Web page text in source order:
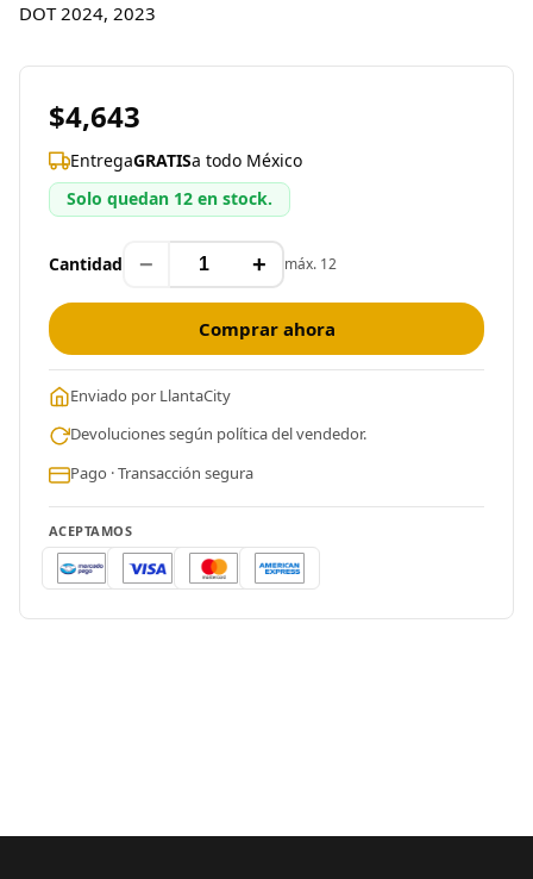
DOT 2024, 2023
$4,643
EntregaGRATISa todo México
Solo quedan 12 en stock.
Cantidad − + máx. 12
Comprar ahora
Enviado por LlantaCity
Devoluciones según política del vendedor.
Pago · Transacción segura
ACEPTAMOS